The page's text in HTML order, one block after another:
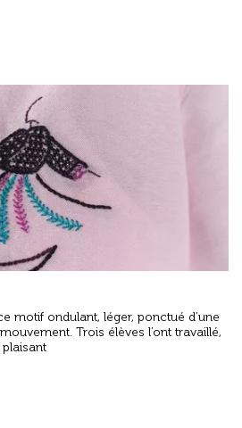
motif ondulant, léger, ponctué d’une
Trois élèves l’ont travaillé,